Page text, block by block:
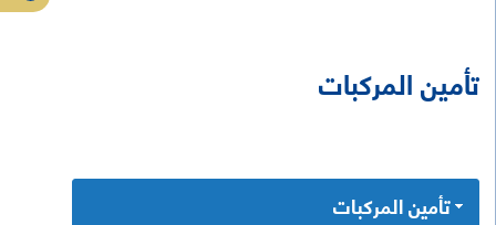
تأمين المركبات
تأمين المركبات